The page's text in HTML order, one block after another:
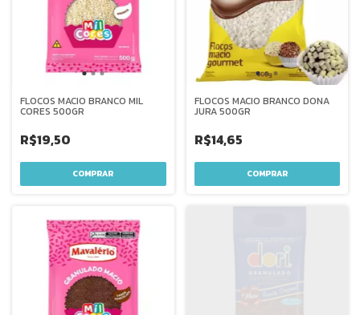
FLOCOS MACIO BRANCO MIL
CORES 500GR
R$19,50
FLOCOS MACIO BRANCO DONA
JURA 500GR
R$14,65